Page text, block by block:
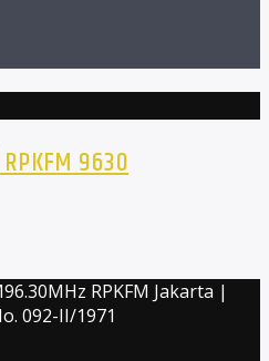
9630
RPKFM Jakarta |
092-II/1971